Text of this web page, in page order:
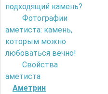
подходящий камень?
Фотографии
аметиста: камень,
которым можно
любоваться вечно!
Свойства
аметиста
Аметрин